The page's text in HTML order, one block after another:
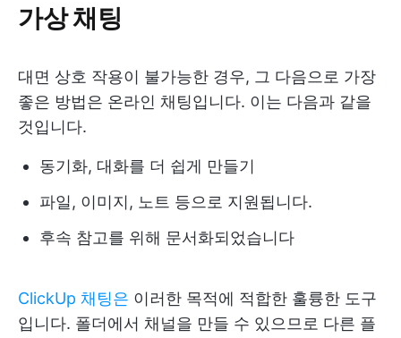
가상 채팅
대면 상호 작용이 불가능한 경우, 그 다음으로 가장
좋은 방법은 온라인 채팅입니다. 이는 다음과 같을
것입니다.
동기화, 대화를 더 쉽게 만들기
파일, 이미지, 노트 등으로 지원됩니다.
후속 참고를 위해 문서화되었습니다
ClickUp 채팅은 이러한 목적에 적합한 훌륭한 도구
입니다. 폴더에서 채널을 만들 수 있으므로 다른 플